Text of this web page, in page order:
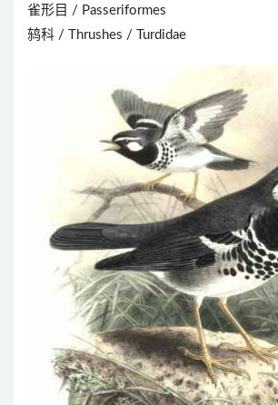
雀形目 / Passeriformes
鸫科 / Thrushes / Turdidae